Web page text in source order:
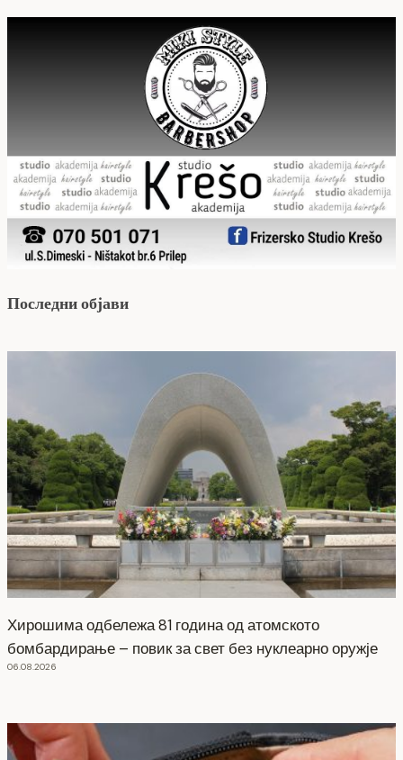
Последни објави
Хирошима одбележа 81 година од атомското
бомбардирање – повик за свет без нуклеарно оружје
06.08.2026